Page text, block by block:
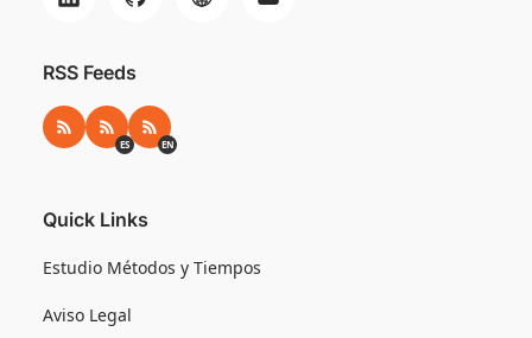
RSS Feeds
RSS RSS ES
ES RSS EN
EN
Quick Links
Estudio Métodos y Tiempos
Aviso Legal